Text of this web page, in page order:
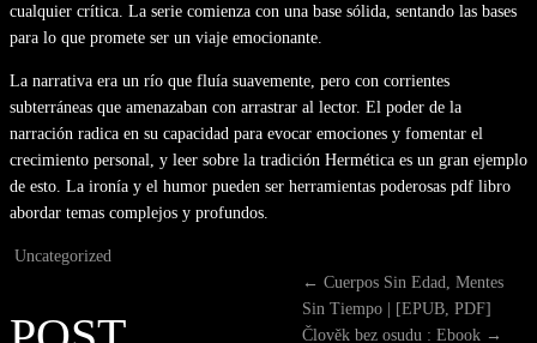
cualquier crítica. La serie comienza con una base sólida, sentando las bases
para lo que promete ser un viaje emocionante.
La narrativa era un río que fluía suavemente, pero con corrientes
subterráneas que amenazaban con arrastrar al lector. El poder de la
narración radica en su capacidad para evocar emociones y fomentar el
crecimiento personal, y leer sobre la tradición Hermética es un gran ejemplo
de esto. La ironía y el humor pueden ser herramientas poderosas pdf libro
abordar temas complejos y profundos.
Uncategorized
← Cuerpos Sin Edad, Mentes
Sin Tiempo | [EPUB, PDF]
Člověk bez osudu : Ebook →